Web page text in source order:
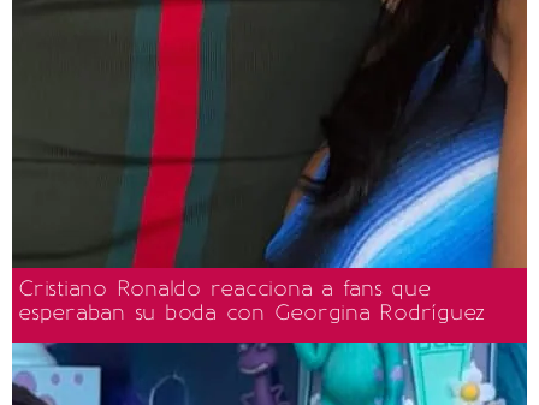
Cristiano Ronaldo reacciona a fans que
esperaban su boda con Georgina Rodríguez